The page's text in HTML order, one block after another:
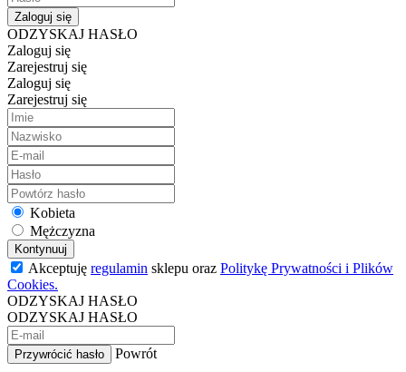
Zaloguj się
ODZYSKAJ HASŁO
Zaloguj się
Zarejestruj się
Zaloguj się
Zarejestruj się
Kobieta
Mężczyzna
Kontynuuj
Akceptuję regulamin sklepu oraz Politykę Prywatności i Plików
Cookies.
ODZYSKAJ HASŁO
ODZYSKAJ HASŁO
Przywrócić hasło
Powrót